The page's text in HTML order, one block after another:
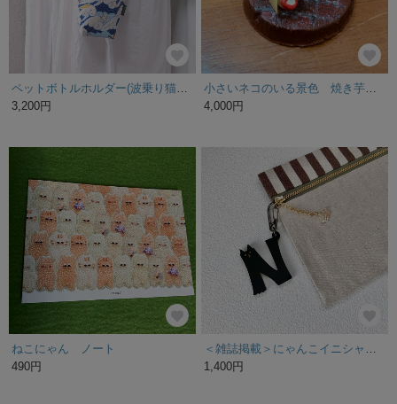
3,200円
4,000円
ねこにゃん ノート
490円
1,400円